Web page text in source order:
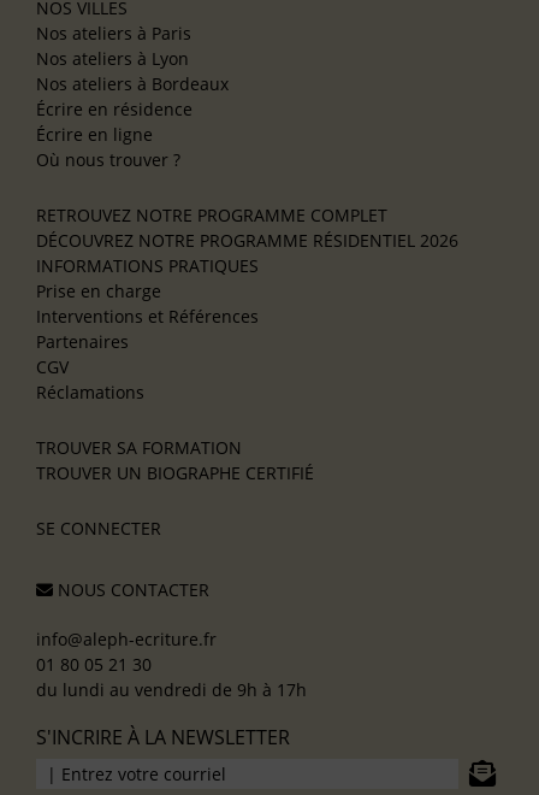
NOS VILLES
Nos ateliers à Paris
Nos ateliers à Lyon
Nos ateliers à Bordeaux
Écrire en résidence
Écrire en ligne
Où nous trouver ?
RETROUVEZ NOTRE PROGRAMME COMPLET
DÉCOUVREZ NOTRE PROGRAMME RÉSIDENTIEL 2026
INFORMATIONS PRATIQUES
Prise en charge
Interventions et Références
Partenaires
CGV
Réclamations
TROUVER SA FORMATION
TROUVER UN BIOGRAPHE CERTIFIÉ
SE CONNECTER
NOUS CONTACTER
info@aleph-ecriture.fr
01 80 05 21 30
du lundi au vendredi de 9h à 17h
S'INCRIRE À LA NEWSLETTER